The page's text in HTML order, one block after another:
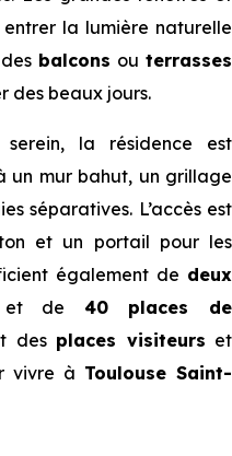
entrer la lumière naturelle
balcons ou terrasses
des beaux jours.
la résidence est
un mur bahut, un grillage
séparatives. L’accès est
et un portail pour les
également de deux
de 40 places de
des places visiteurs et
vivre à Toulouse Saint-